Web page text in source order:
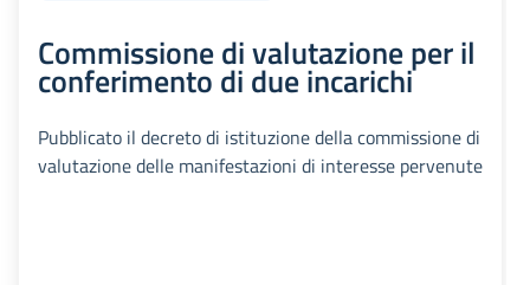
Commissione di valutazione per il
conferimento di due incarichi
Pubblicato il decreto di istituzione della commissione di
valutazione delle manifestazioni di interesse pervenute